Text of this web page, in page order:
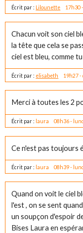
Écrit par : Lilounette 17h30
Chacun voit son ciel
la tête que cela se
ciel est bleu, comme
Écrit par : elisabeth 19h27-
Merci à toutes les 2
Écrit par : laura 08h36-
Ce n'est pas toujours
Écrit par : laura 08h39-
Quand on voit le ciel
l'est , on se sent
un soupçon d'espoir
Bises Laura en